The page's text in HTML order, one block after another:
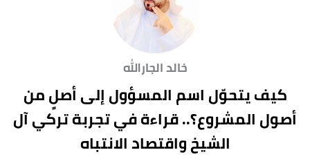
خالد الجارالله
كيف يتحوّل اسم المسؤول إلى أصلٍ من
أصول المشروع؟.. قراءة في تجربة تركي آل
الشيخ واقتصاد الانتباه